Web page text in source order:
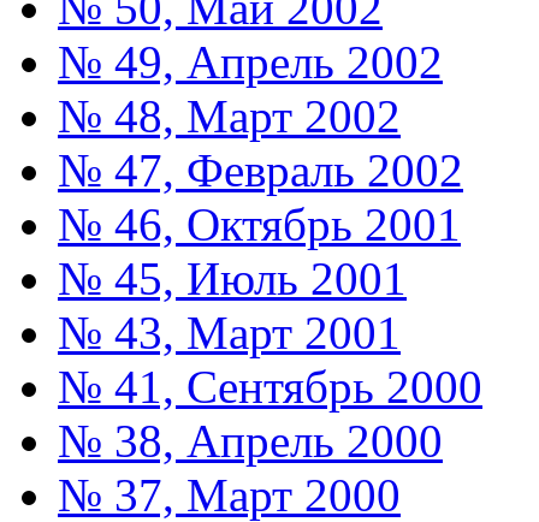
№ 49, Апрель 2002
№ 48, Март 2002
№ 47, Февраль 2002
№ 46, Октябрь 2001
№ 45, Июль 2001
№ 43, Март 2001
№ 41, Сентябрь 2000
№ 38, Апрель 2000
№ 37, Март 2000